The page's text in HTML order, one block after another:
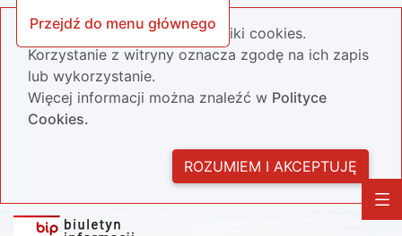
Przejdź do menu głównego
Nasza strona wykorzystuje pliki cookies.
Korzystanie z witryny oznacza zgodę na ich zapis
lub wykorzystanie.
Więcej informacji można znaleźć w Polityce
Cookies.
ROZUMIEM I AKCEPTUJĘ